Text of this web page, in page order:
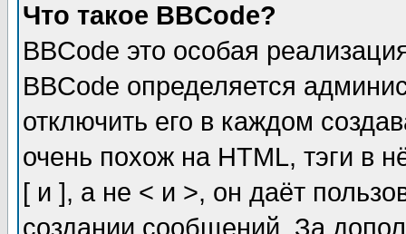
Что такое BBCode?
BBCode это особая
BBCode определяется
отключить его в каждом
очень похож на HTML, тэги в
[ и ], а не < и >, он даёт
создании сообщений. За